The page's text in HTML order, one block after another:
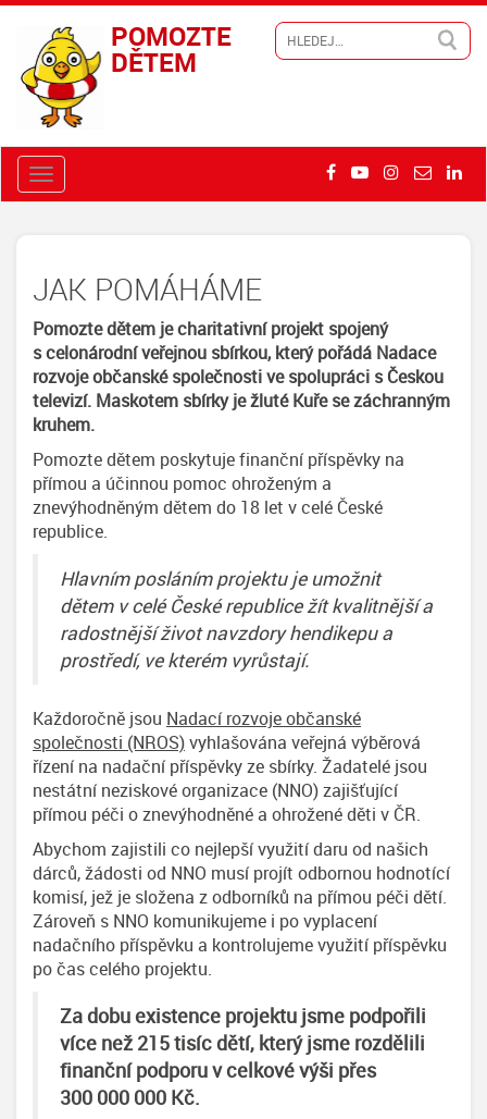
POMOZTE
DĚTEM
JAK POMÁHÁME
Pomozte dětem je charitativní projekt spojený
s celonárodní veřejnou sbírkou, který pořádá Nadace
rozvoje občanské společnosti ve spolupráci s Českou
televizí. Maskotem sbírky je žluté Kuře se záchranným
kruhem.
Pomozte dětem poskytuje finanční příspěvky na
přímou a účinnou pomoc ohroženým a
znevýhodněným dětem do 18 let v celé České
republice.
Hlavním posláním projektu je umožnit
dětem v celé České republice žít kvalitnější a
radostnější život navzdory hendikepu a
prostředí, ve kterém vyrůstají.
Každoročně jsou Nadací rozvoje občanské
společnosti (NROS)vyhlašována veřejná výběrová
řízení na nadační příspěvky ze sbírky. Žadatelé jsou
nestátní neziskové organizace (NNO) zajišťující
přímou péči o znevýhodněné a ohrožené děti v ČR.
Abychom zajistili co nejlepší využití daru od našich
dárců, žádosti od NNO musí projít odbornou hodnotící
komisí, jež je složena z odborníků na přímou péči dětí.
Zároveň s NNO komunikujeme i po vyplacení
nadačního příspěvku a kontrolujeme využití příspěvku
po čas celého projektu.
Za dobu existence projektu jsme podpořili
více než 215 tisíc dětí, který jsme rozdělili
finanční podporu v celkové výši přes
300 000 000 Kč.